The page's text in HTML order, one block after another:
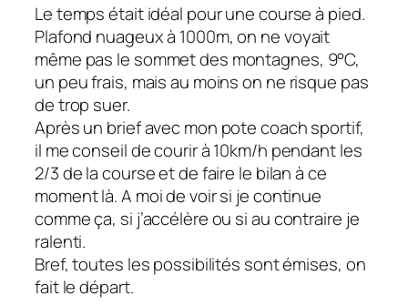
Le temps était idéal pour une course à pied.
Plafond nuageux à 1000m, on ne voyait
même pas le sommet des montagnes, 9°C,
un peu frais, mais au moins on ne risque pas
de trop suer.
Après un brief avec mon pote coach sportif,
il me conseil de courir à 10km/h pendant les
2/3 de la course et de faire le bilan à ce
moment là. A moi de voir si je continue
comme ça, si j’accélère ou si au contraire je
ralenti.
Bref, toutes les possibilités sont émises, on
fait le départ.